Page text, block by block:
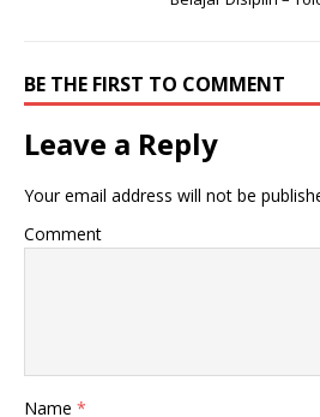
BE THE FIRST TO COMMENT
Leave a Reply
Your email address will not be
Comment
Name *